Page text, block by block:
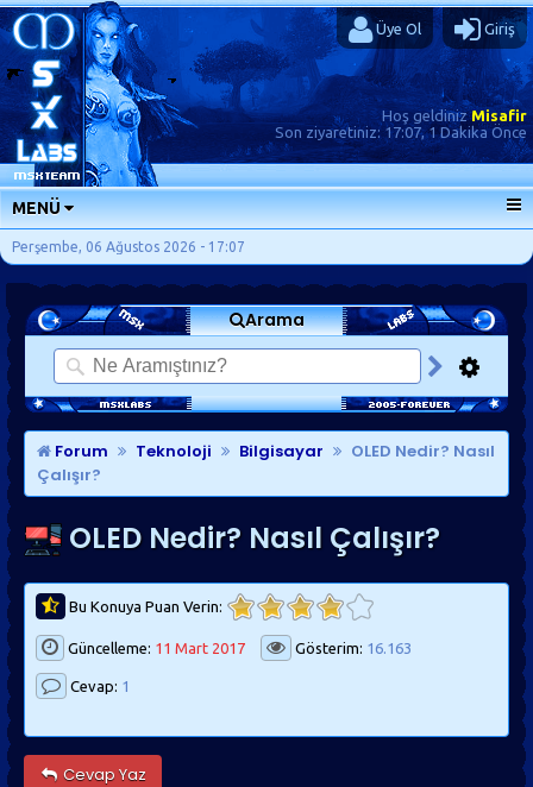
Üye Ol Giriş
Hoş geldinizMisafir
Son ziyaretiniz: 17:07, 1 Dakika Önce
MENÜ
ANA SAYFA
FORUMLAR
SORU-CEVAP
GÜNLÜKLER
SON MESAJLAR
KISAYOLLAR
Perşembe, 06 Ağustos 2026 - 17:07
Arama
Forum Teknoloji Bilgisayar
OLED Nedir? Nasıl
Çalışır?
OLED Nedir? Nasıl Çalışır?
Bu Konuya Puan Verin:
Güncelleme: 11 Mart 2017 Gösterim: 16.163
Cevap: 1
Cevap Yaz